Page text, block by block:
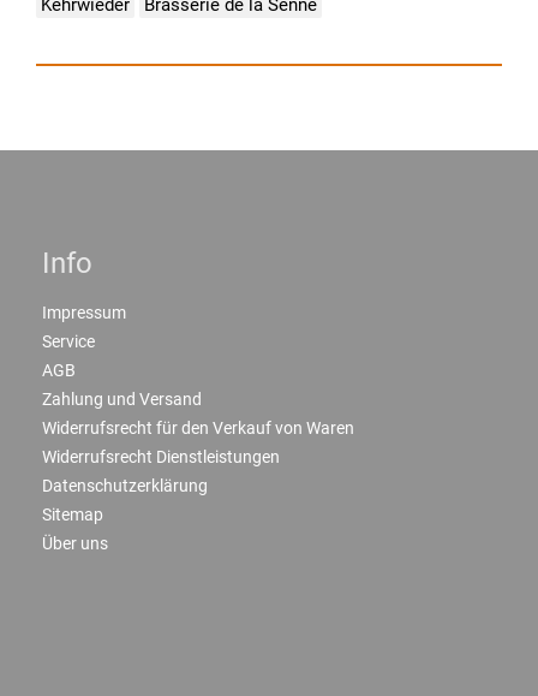
Kehrwieder
Brasserie de la Senne
Info
Impressum
Service
AGB
Zahlung und Versand
Widerrufsrecht für den Verkauf von Waren
Widerrufsrecht Dienstleistungen
Datenschutzerklärung
Sitemap
Über uns